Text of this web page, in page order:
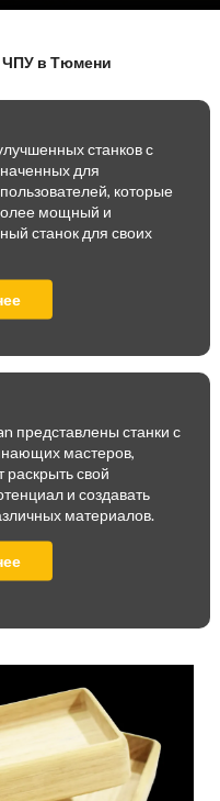
ЧПУ в Тюмени
станков с
для
которые
мощный и
станок для своих
представлены станки с
мастеров,
раскрыть свой
и создавать
материалов.